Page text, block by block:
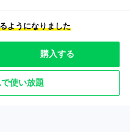
ようになりました
購入する
使い放題